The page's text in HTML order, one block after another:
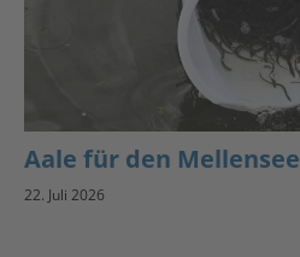
Aale für den Mellensee
22. Juli 2026